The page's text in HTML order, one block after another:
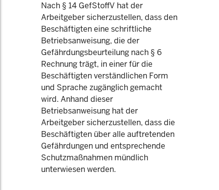
Nach § 14 GefStoffV hat der
Arbeitgeber sicherzustellen, dass den
Beschäftigten eine schriftliche
Betriebsanweisung, die der
Gefährdungsbeurteilung nach § 6
Rechnung trägt, in einer für die
Beschäftigten verständlichen Form
und Sprache zugänglich gemacht
wird. Anhand dieser
Betriebsanweisung hat der
Arbeitgeber sicherzustellen, dass die
Beschäftigten über alle auftretenden
Gefährdungen und entsprechende
Schutzmaßnahmen mündlich
unterwiesen werden.